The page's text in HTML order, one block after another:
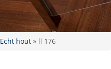
Echt hout » ll 176